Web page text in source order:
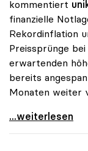
kommentiert
finanzielle
Rekordinflation
Preissprünge
erwartenden
bereits
Monaten weiter
Universitäten
...weiterlesen